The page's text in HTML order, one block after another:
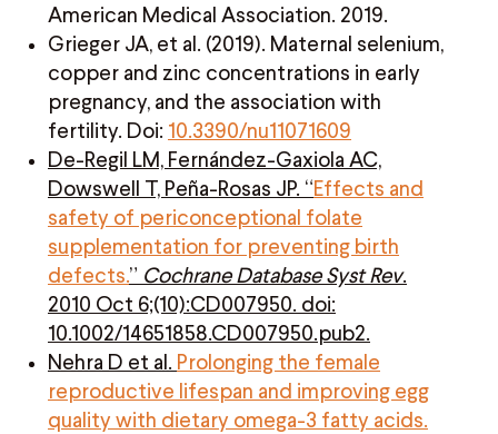
American Medical Association. 2019.
Grieger JA, et al. (2019). Maternal selenium,
copper and zinc concentrations in early
pregnancy, and the association with
fertility. Doi: 10.3390/nu11071609
De-Regil LM, Fernández-Gaxiola AC,
Dowswell T, Peña-Rosas JP. “Effects and
safety of periconceptional folate
supplementation for preventing birth
defects.” Cochrane Database Syst Rev.
2010 Oct 6;(10):CD007950. doi:
10.1002/14651858.CD007950.pub2.
Nehra D et al. Prolonging the female
reproductive lifespan and improving egg
quality with dietary omega-3 fatty acids.